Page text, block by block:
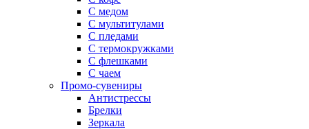
С медом
С мультитулами
С пледами
С термокружками
С флешками
С чаем
Промо-сувениры
Антистрессы
Брелки
Зеркала